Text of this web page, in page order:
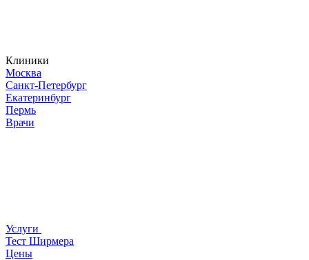
Клиники
Москва
Санкт-Петербург
Екатеринбург
Пермь
Врачи
Услуги
Тест Ширмера
Цены